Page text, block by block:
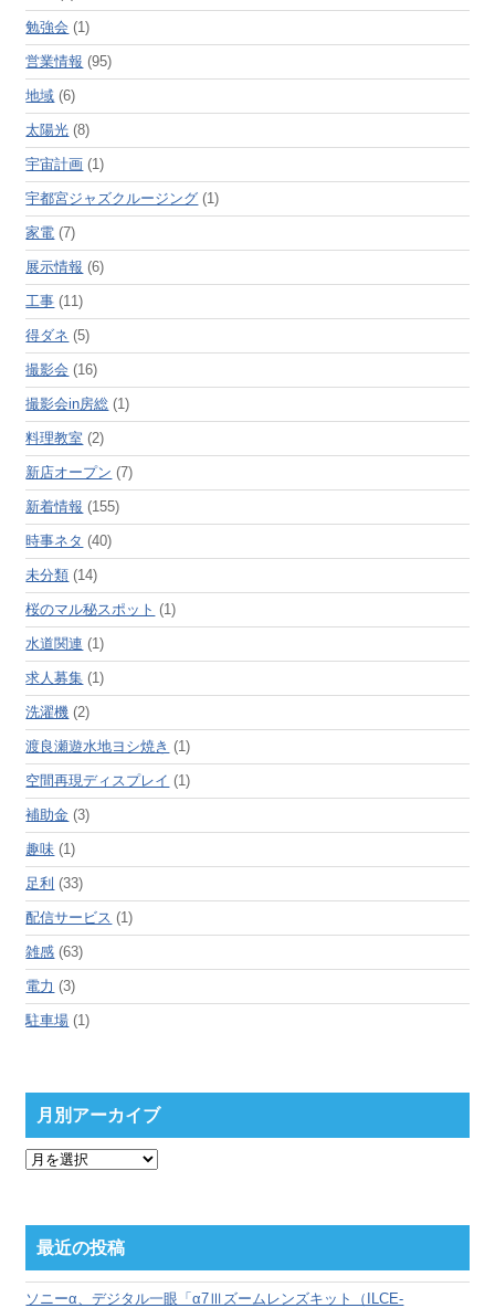
勉強会 (1)
営業情報 (95)
地域 (6)
太陽光 (8)
宇宙計画 (1)
宇都宮ジャズクルージング (1)
家電 (7)
展示情報 (6)
工事 (11)
得ダネ (5)
撮影会 (16)
撮影会in房総 (1)
料理教室 (2)
新店オープン (7)
新着情報 (155)
時事ネタ (40)
未分類 (14)
桜のマル秘スポット (1)
水道関連 (1)
求人募集 (1)
洗濯機 (2)
渡良瀬遊水地ヨシ焼き (1)
空間再現ディスプレイ (1)
補助金 (3)
趣味 (1)
足利 (33)
配信サービス (1)
雑感 (63)
電力 (3)
駐車場 (1)
月別アーカイブ
月
カ
ブ
最近の投稿
ソニーα、デジタル一眼「α7Ⅲズームレンズキット（ILCE-